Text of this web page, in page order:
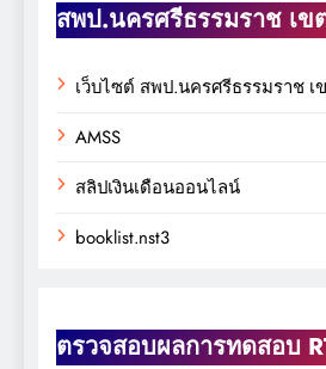
สพป.นครศรีธรรมราช เข
เว็บไซต์ สพป.นครศรีธรรมราช เ
AMSS
สลิปเงินเดือนออนไลน์
booklist.nst3
ตรวจสอบผลการทดสอบ